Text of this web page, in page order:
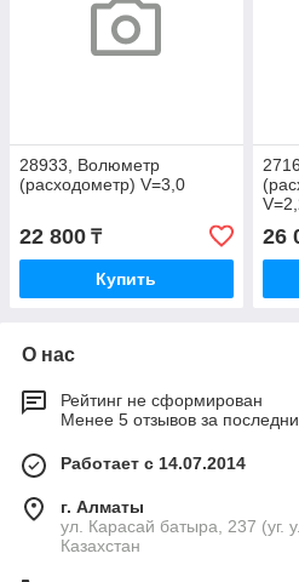
28933, Волюметр
(расходометр) V=3,0
22 800 ₸
Купить
26
О нас
Рейтинг не сформирован
Менее 5 отзывов за
Работает с 14.07.2014
г. Алматы
ул. Карасай батыра, 237 (уг.
Казахстан